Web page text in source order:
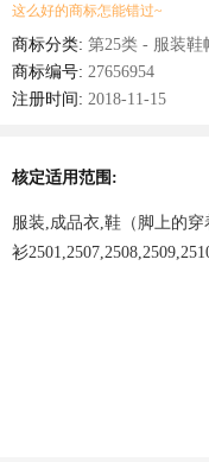
这么好的商标怎能错过~
商标分类: 第25类 - 服装鞋
商标编号: 27656954
注册时间: 2018-11-15
核定适用范围:
服装,成品衣,鞋（脚上的
衫